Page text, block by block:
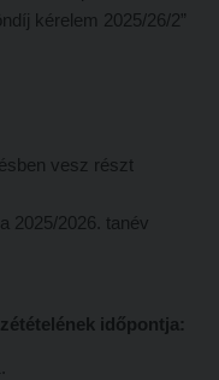
kérelem 2025/26/2”
vesz részt
2025/2026. tanév
időpontja: